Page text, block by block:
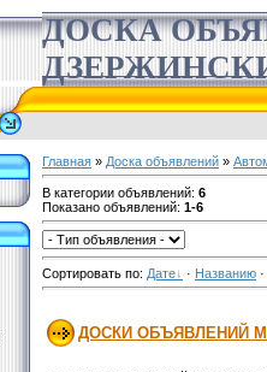
ДОСКА
Главная » Доска объявлений »
В категории объявлений: 6
Показано объявлений: 1-6
Сортировать по: Дате · Названию ·
ДОСКИ ОБЪЯВЛЕНИЙ